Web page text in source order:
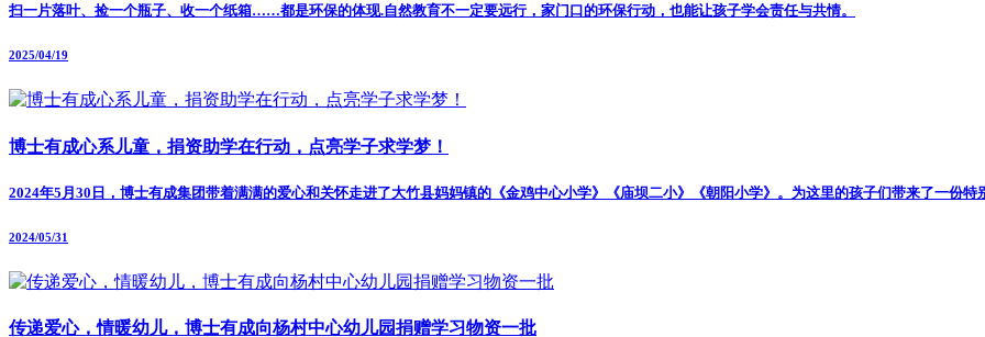
扫一片落叶、捡一个瓶子、收一个纸箱……都是环保的体现.自然教育不一定要远行，家门口的环保行动，也能让孩子学会责任与共情。
2025/04/19
博士有成心系儿童，捐资助学在行动，点亮学子求学梦！
2024年5月30日，博士有成集团带着满满的爱心和关怀走进了大竹县妈妈镇的《金鸡中心小学》《庙坝二小》《朝阳小学》。为这里的孩子们带来了一份特
2024/05/31
传递爱心，情暖幼儿，博士有成向杨村中心幼儿园捐赠学习物资一批